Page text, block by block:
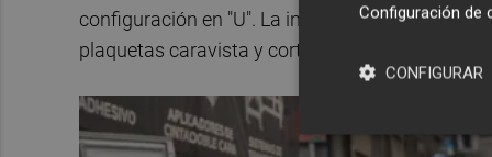
configuración en "U". La instalación permite
plaquetas caravista y corte de piezas de
Configuración de
CONFIGURAR